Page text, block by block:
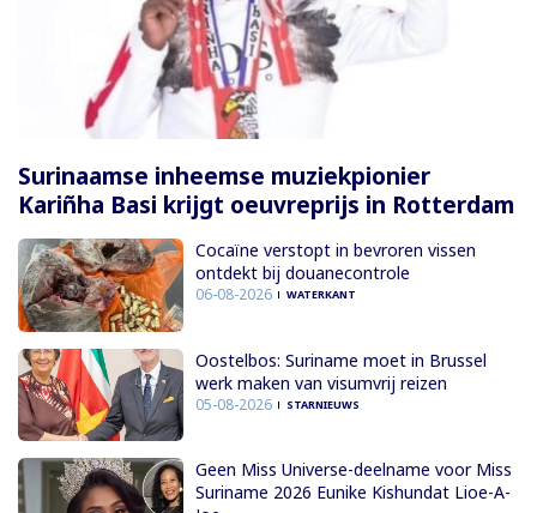
Surinaamse inheemse muziekpionier
Kariñha Basi krijgt oeuvreprijs in Rotterdam
Cocaïne verstopt in bevroren vissen
ontdekt bij douanecontrole
06-08-2026 WATERKANT
Oostelbos: Suriname moet in Brussel
werk maken van visumvrij reizen
05-08-2026 STARNIEUWS
Geen Miss Universe-deelname voor Miss
Suriname 2026 Eunike Kishundat Lioe-A-